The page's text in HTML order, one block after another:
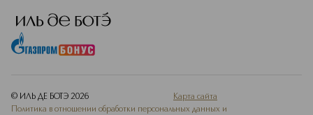
© ИЛЬ ДЕ БОТЭ 2026
Карта сайта
Политика в отношении обработки персональных данных и